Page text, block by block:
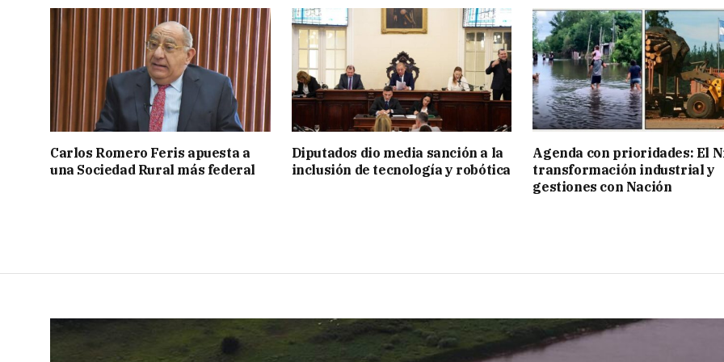
Carlos Romero Feris apuesta a
una Sociedad Rural más federal
Diputados dio media sanción a la
inclusión de tecnología y robótica
Agenda con prioridades: El
transformación industrial y
gestiones con Nación